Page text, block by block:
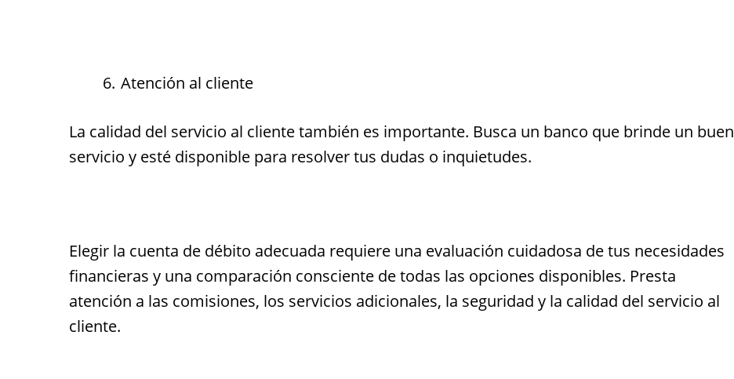
Atención al cliente
La calidad del servicio al cliente también es importante. Busca un banco que brinde un buen
servicio y esté disponible para resolver tus dudas o inquietudes.
Elegir la cuenta de débito adecuada requiere una evaluación cuidadosa de tus necesidades
financieras y una comparación consciente de todas las opciones disponibles. Presta
atención a las comisiones, los servicios adicionales, la seguridad y la calidad del servicio al
cliente.